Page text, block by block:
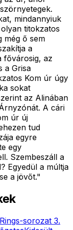
mindannyiuk
titokzatos
még ő sem
a
fővárosig, az
a Grisa
Kom úr úgy
sokat
az Alinában
A cári
úr új
tud
egyre
egy
Szembeszáll a
Egyedül a múltja
a jövőt."
sorozat 3.